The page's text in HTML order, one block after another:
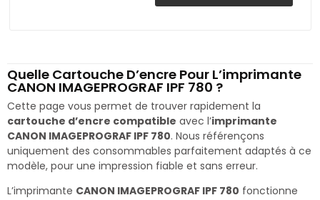
Quelle Cartouche D’encre Pour L’imprimante
CANON IMAGEPROGRAF IPF 780 ?
Cette page vous permet de trouver rapidement la
cartouche d’encre compatible avec l’imprimante
CANON IMAGEPROGRAF IPF 780. Nous référençons
uniquement des consommables parfaitement adaptés à ce
modèle, pour une impression fiable et sans erreur.
L’imprimante CANON IMAGEPROGRAF IPF 780 fonctionne